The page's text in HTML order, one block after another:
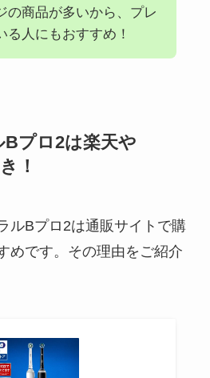
の商品が多いから、プレ
る人にもおすすめ！
プロ2は楽天や
！
ルBプロ2は通販サイトで購
めです。その理由をご紹介